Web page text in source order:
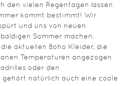
den vielen Regentagen lassen
kommt bestimmt! Wir
und uns von neuen
Sommer machen.
aktuellen Boho Kleider, die
Temperaturen angezogen
oder den
gehört natürlich auch eine coole